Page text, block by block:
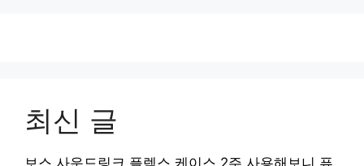
최신 글
보스 사운드링크 플렉스 케이스 2주 사용해보니 퓨